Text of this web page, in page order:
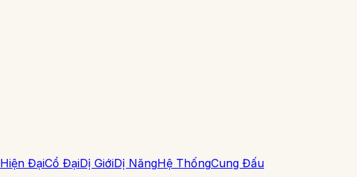
Hiện ĐạiCổ ĐạiDị GiớiDị NăngHệ ThốngCung Đấu